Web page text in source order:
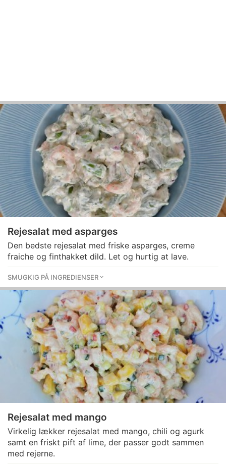
Rejesalat med asparges
Den bedste rejesalat med friske asparges, creme
fraiche og finthakket dild. Let og hurtig at lave.
SMUGKIG PÅ INGREDIENSER
Rejesalat med mango
Virkelig lækker rejesalat med mango, chili og agurk
samt en friskt pift af lime, der passer godt sammen
med rejerne.